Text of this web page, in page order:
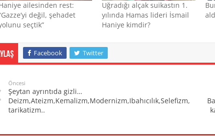
ailesinden rest:
değil, şehadet
seçtik”
Uğradığı alçak suikastın 1.
yılında Hamas lideri İsmail
Haniye kimdir?
Facebook Twitter
Öncesi
Şeytan ayrıntıda gizli…
Deizm,Ateizm,Kemalizm,Modernizm,Ibahıcılık,Selefizm,
tarikatizm..